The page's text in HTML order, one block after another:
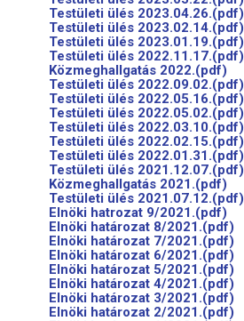
Testületi ülés 2023.04.26.(pdf)
Testületi ülés 2023.02.14.(pdf)
Testületi ülés 2023.01.19.(pdf)
Testületi ülés 2022.11.17.(pdf)
Közmeghallgatás 2022.(pdf)
Testületi ülés 2022.09.02.(pdf)
Testületi ülés 2022.05.16.(pdf)
Testületi ülés 2022.05.02.(pdf)
Testületi ülés 2022.03.10.(pdf)
Testületi ülés 2022.02.15.(pdf)
Testületi ülés 2022.01.31.(pdf)
Testületi ülés 2021.12.07.(pdf)
Közmeghallgatás 2021.(pdf)
Testületi ülés 2021.07.12.(pdf)
Elnöki hatrozat 9/2021.(pdf)
Elnöki határozat 8/2021.(pdf)
Elnöki határozat 7/2021.(pdf)
Elnöki határozat 6/2021.(pdf)
Elnöki határozat 5/2021.(pdf)
Elnöki határozat 4/2021.(pdf)
Elnöki határozat 3/2021.(pdf)
Elnöki határozat 2/2021.(pdf)